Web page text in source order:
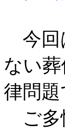
今回
ない
律問題
ご多